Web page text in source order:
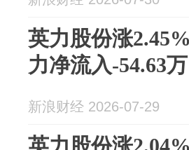
英力股份涨
力净流入-54.63万
新浪财经 2026-07-29